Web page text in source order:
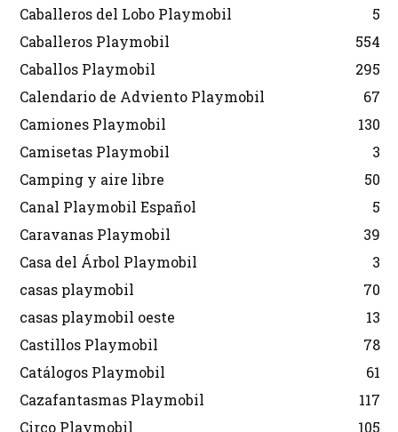
Caballeros del Lobo Playmobil
5
Caballeros Playmobil
554
Caballos Playmobil
295
Calendario de Adviento Playmobil
67
Camiones Playmobil
130
Camisetas Playmobil
3
Camping y aire libre
50
Canal Playmobil Español
5
Caravanas Playmobil
39
Casa del Árbol Playmobil
3
casas playmobil
70
casas playmobil oeste
13
Castillos Playmobil
78
Catálogos Playmobil
61
Cazafantasmas Playmobil
117
Circo Playmobil
105